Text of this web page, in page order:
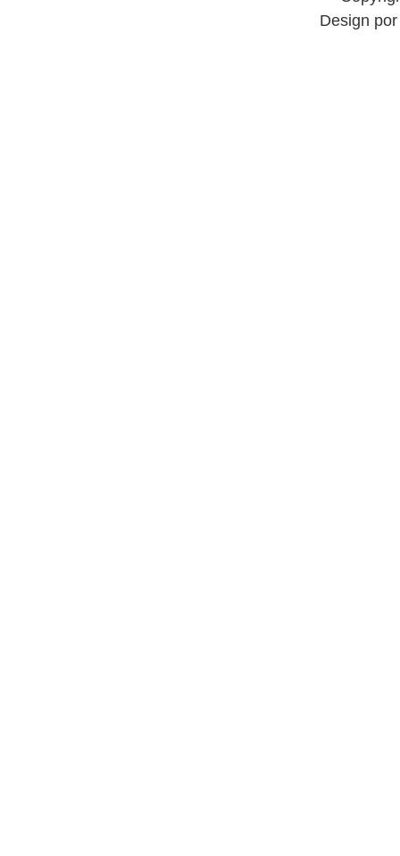
Design